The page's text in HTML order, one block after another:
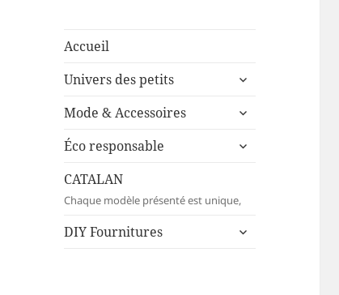
Accueil
Univers des petits
ouvrir
sous-
Mode & Accessoires
ouvrir
sous-
Éco responsable
ouvrir
menu
CATALAN
Chaque modèle présenté est unique,
DIY Fournitures
ouvrir